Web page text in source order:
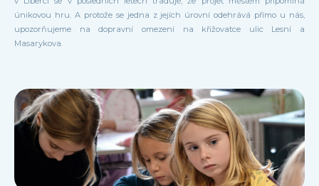
únikovou hru. A protože se jedna z jejích úrovní odehrává přímo u nás,
upozorňujeme na dopravní omezení na křižovatce ulic Lesní a
Masarykova.